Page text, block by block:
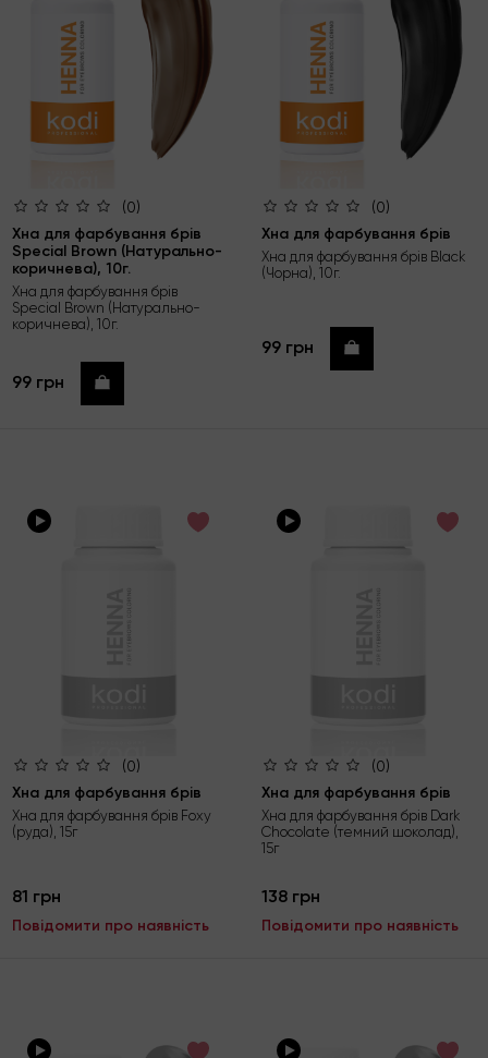
(0)
Хна для фарбування брів
Special Brown (Натурально-
коричнева), 10г.
Хна для фарбування брів
Special Brown (Натурально-
коричнева), 10г.
99 грн Купити
(0)
Хна для фарбування брів
Хна для фарбування брів Black
(Чорна), 10г.
99 грн Купити
(0)
Хна для фарбування брів
Хна для фарбування брів Foxy
(руда), 15г
81 грн
Повідомити про наявність
(0)
Хна для фарбування брів
Хна для фарбування брів Dark
Chocolate (темний шоколад),
15г
138 грн
Повідомити про наявність